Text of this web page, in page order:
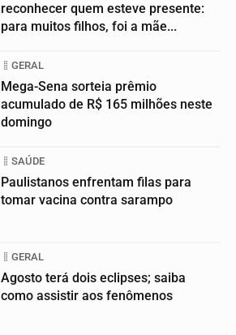
reconhecer quem esteve presente:
para muitos filhos, foi a mãe...
GERAL
Mega-Sena sorteia prêmio
acumulado de R$ 165 milhões neste
domingo
SAÚDE
Paulistanos enfrentam filas para
tomar vacina contra sarampo
GERAL
Agosto terá dois eclipses; saiba
como assistir aos fenômenos